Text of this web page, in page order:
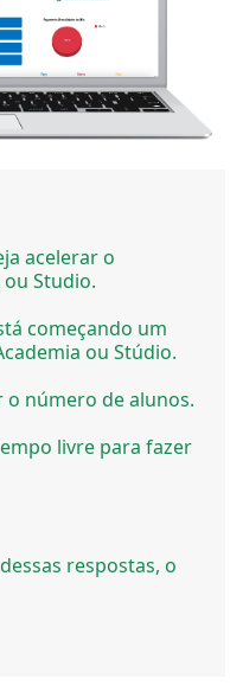
acelerar o
Studio.
começando um
ou Stúdio.
número de alunos.
livre para fazer
respostas, o